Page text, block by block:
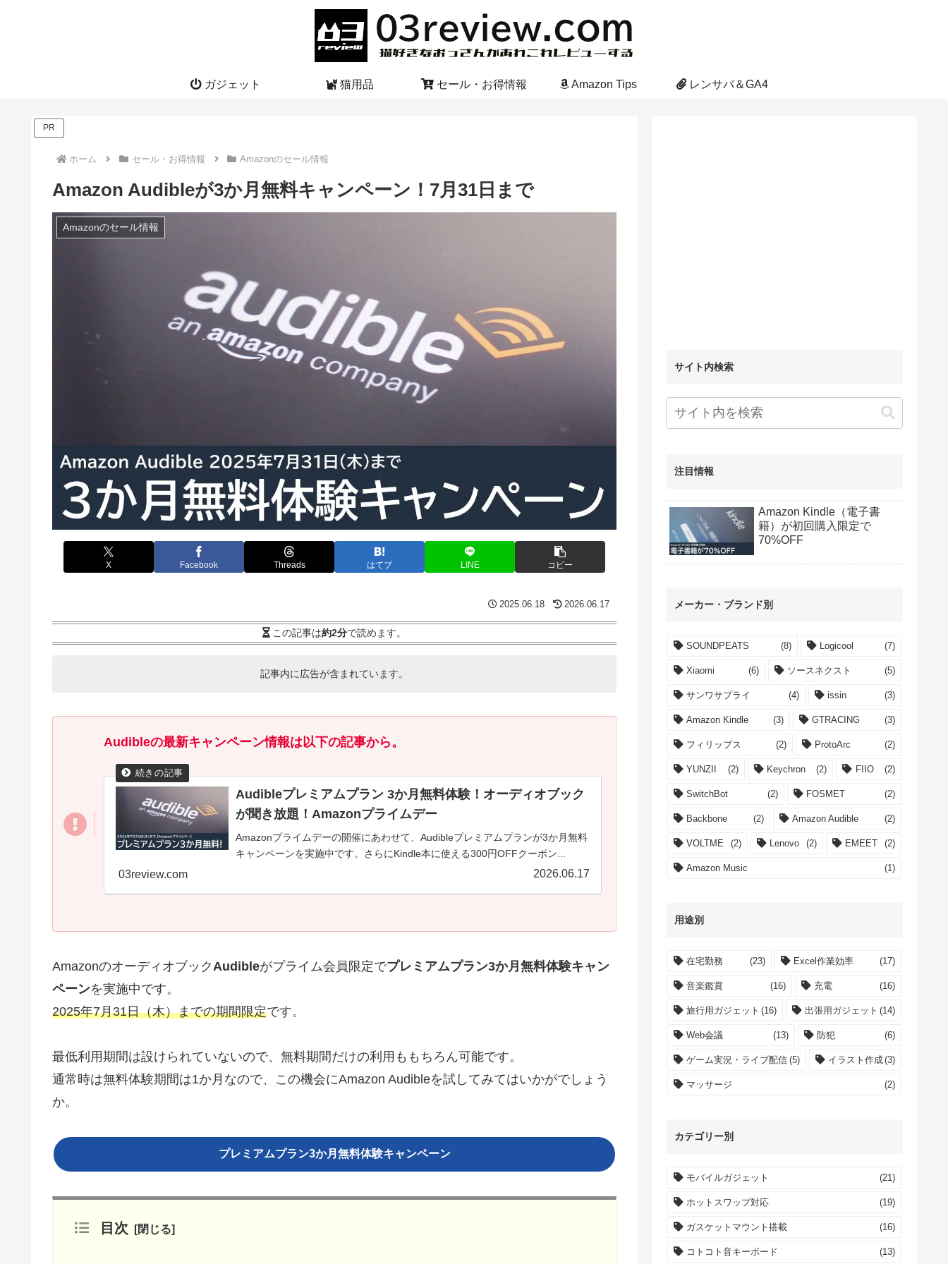
ガジェット 猫用品 セール・お得情報 Amazon Tips レンサバ＆GA4
PR
ホーム セール・お得情報 Amazonのセール情報
Amazon Audibleが3か月無料キャンペーン！7月31日まで
Amazonのセール情報
X Facebook Threads はてブ LINE コピー
2025.06.18 2026.06.17
この記事は約2分で読めます。
記事内に広告が含まれています。
Audibleの最新キャンペーン情報は以下の記事から。
Audibleプレミアムプラン 3か月無料体験！オーディオブック
が聞き放題！Amazonプライムデー
Amazonプライムデーの開催にあわせて、Audibleプレミアムプランが3か月無料
キャンペーンを実施中です。さらにKindle本に使える300円OFFクーポン...
03review.com 2026.06.17
Amazonのオーディオブック Audibleがプライム会員限定でプレミアムプラン3か月無料体験キャン
ペーンを実施中です。
2025年7月31日（木）までの期間限定です。
最低利用期間は設けられていないので、無料期間だけの利用ももちろん可能です。
通常時は無料体験期間は1か月なので、この機会にAmazon Audibleを試してみてはいかがでしょう
か。
プレミアムプラン3か月無料体験キャンペーン
目次
サイト内検索
注目情報
Amazon Kindle（電子書
籍）が初回購入限定で
70%OFF
メーカー・ブランド別
SOUNDPEATS (8) Logicool (7)
Xiaomi (6) ソースネクスト (5)
サンワサプライ (4) issin (3)
Amazon Kindle (3) GTRACING (3)
フィリップス (2) ProtoArc (2)
YUNZII (2) Keychron (2) FIIO (2)
SwitchBot (2) FOSMET (2)
Backbone (2) Amazon Audible (2)
VOLTME (2) Lenovo (2) EMEET (2)
Amazon Music (1)
用途別
在宅勤務 (23) Excel作業効率 (17)
音楽鑑賞 (16) 充電 (16)
旅行用ガジェット (16) 出張用ガジェット (14)
Web会議 (13) 防犯 (6)
ゲーム実況・ライブ配信 (5) イラスト作成(3)
マッサージ (2)
カテゴリー別
モバイルガジェット (21)
ホットスワップ対応 (19)
ガスケットマウント搭載 (16)
コトコト音キーボード (13)